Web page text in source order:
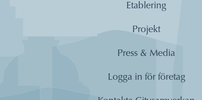
Etablering
Projekt
Press & Media
Logga in för företag